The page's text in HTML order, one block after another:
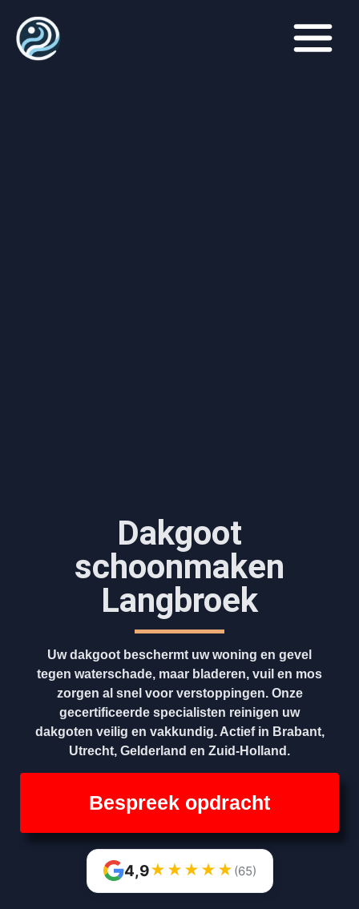
Dakgoot
schoonmaken​
Langbroek
Uw dakgoot beschermt uw woning en gevel
tegen waterschade, maar bladeren, vuil en mos
zorgen al snel voor verstoppingen. Onze
gecertificeerde specialisten reinigen uw
dakgoten veilig en vakkundig. Actief in Brabant,
Utrecht, Gelderland en Zuid-Holland.
Bespreek opdracht
4,9★ ★ ★ ★ ★ (65)